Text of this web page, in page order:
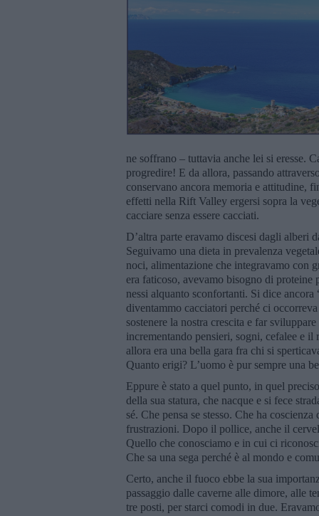
ne soffrano – tuttavia anche lei si eresse.
progredire! E da allora, passando
conservano ancora memoria e attitudine,
effetti nella Rift Valley ergersi sopra la
cacciare senza essere cacciati.
D’altra parte eravamo discesi dagli alberi
Seguivamo una dieta in prevalenza
noci, alimentazione che integravamo con
era faticoso, avevamo bisogno di proteine
nessi alquanto sconfortanti. Si dice
diventammo cacciatori perché ci
sostenere la nostra crescita e far
incrementando pensieri, sogni, cefalee e
allora era una bella gara fra chi si
Quanto erigi? L’uomo è pur sempre una
Eppure è stato a quel punto, in quel
della sua statura, che nacque e si fece
sé. Che pensa se stesso. Che ha
frustrazioni. Dopo il pollice, anche il
Quello che conosciamo e in cui ci
Che sa una sega perché è al mondo e
Certo, anche il fuoco ebbe la sua
passaggio dalle caverne alle dimore, alle
tre posti, per starci comodi in due.